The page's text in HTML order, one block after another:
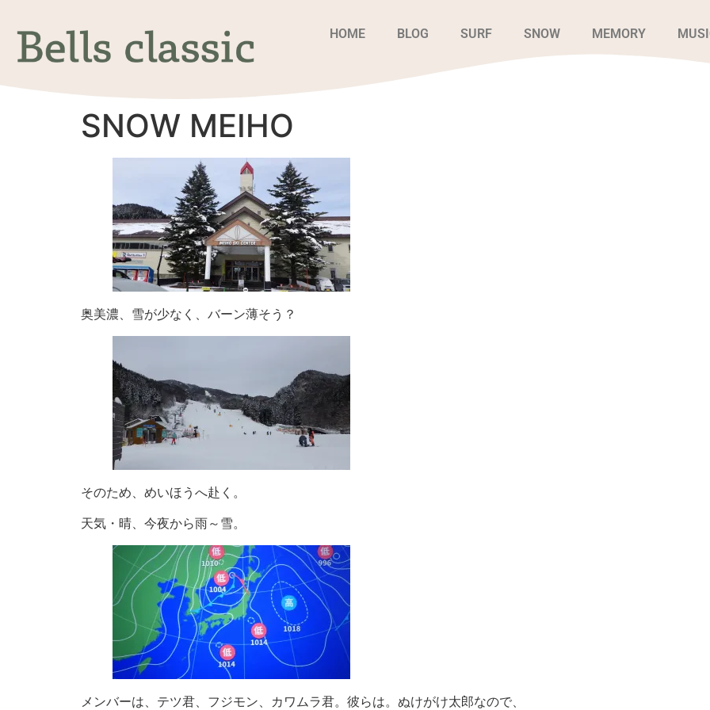
HOME BLOG SURF SNOW MEMORY
SNOW MEIHO
奥美濃、雪が少なく、バーン薄そう？
そのため、めいほうへ赴く。
天気・晴、今夜から雨～雪。
メンバーは、テツ君、フジモン、カワムラ君。彼らは。ぬけがけ太郎なので、